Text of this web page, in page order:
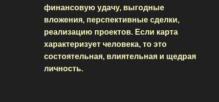
финансовую удачу, выгодные
вложения, перспективные сделки,
реализацию проектов. Если карта
характеризует человека, то это
состоятельная, влиятельная и щедрая
личность.